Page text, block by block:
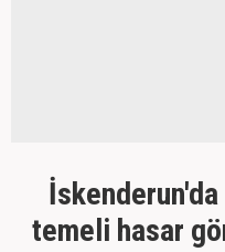
İskenderun'da
temeli hasar